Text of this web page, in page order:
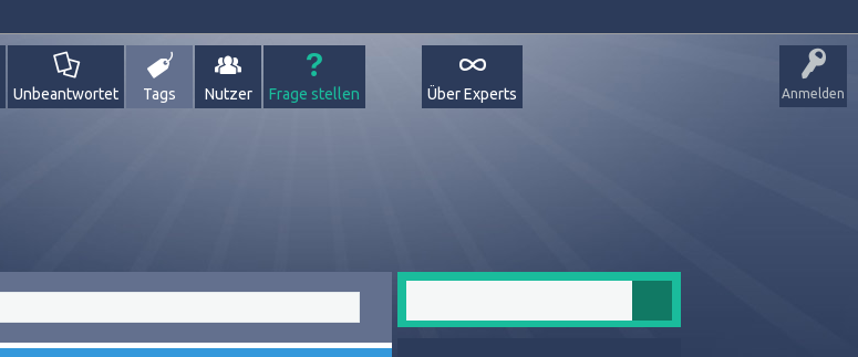
Anmelden
Unbeantwortet Tags Nutzer Frage stellen Über Experts